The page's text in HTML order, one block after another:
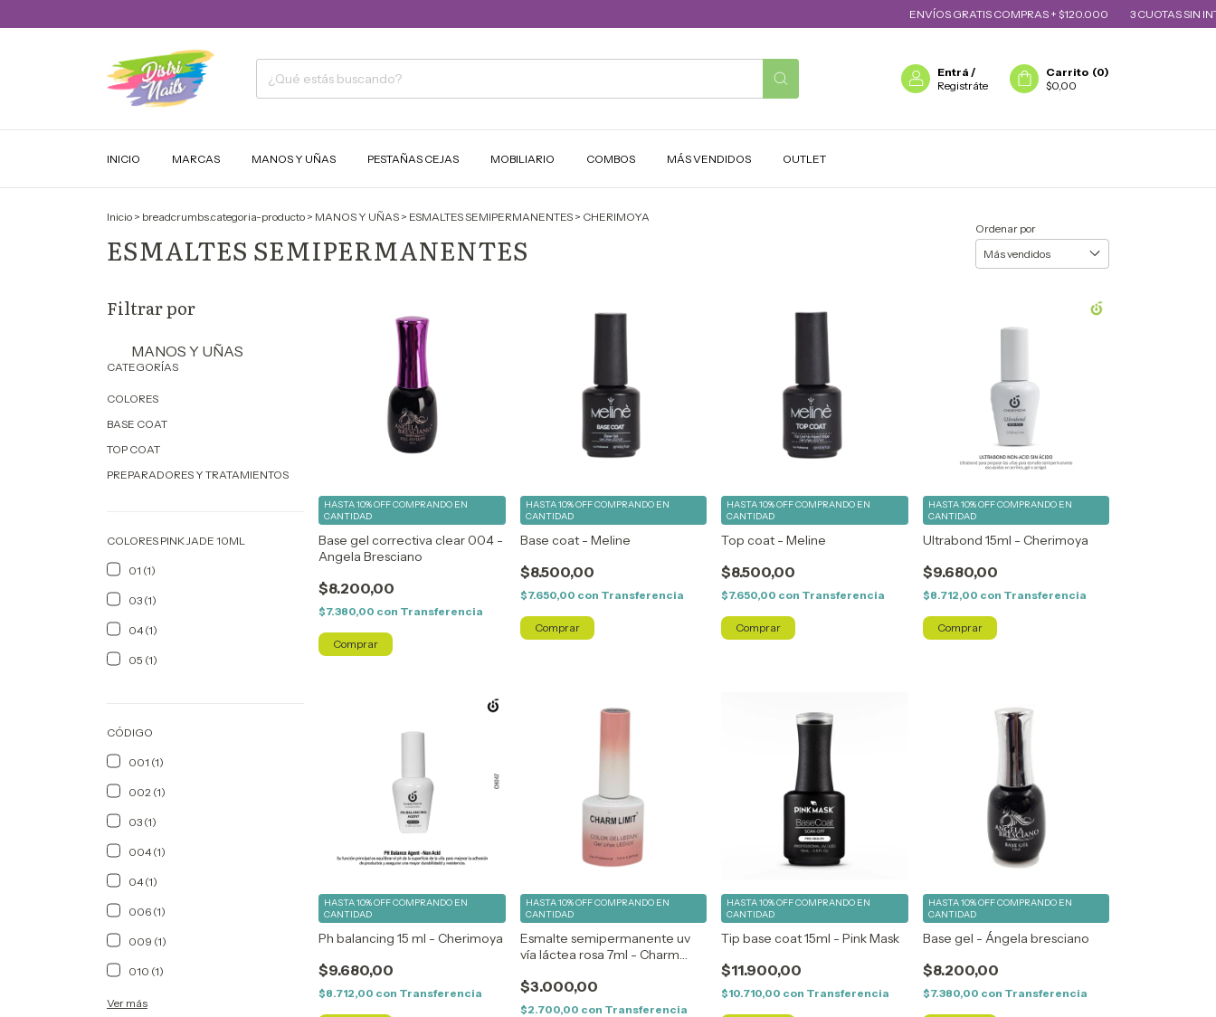
ENVÍOS GRATIS COMPRAS + $120.000 3 CUOTAS SIN INTERÉS
Entrá /
Registráte
Carrito (0)
$0,00
INICIO MARCAS MANOS Y UÑAS PESTAÑAS CEJAS MOBILIARIO COMBOS MÁS VENDIDOS OUTLET
Inicio > breadcrumbs.categoria-producto > MANOS Y UÑAS > ESMALTES SEMIPERMANENTES > CHERIMOYA
ESMALTES SEMIPERMANENTES
Ordenar por
Filtrar por
MANOS Y UÑAS
CATEGORÍAS
COLORES
BASE COAT
TOP COAT
PREPARADORES Y TRATAMIENTOS
COLORES PINK JADE 10ML
01 (1)
03 (1)
04 (1)
05 (1)
CÓDIGO
001 (1)
002 (1)
03 (1)
004 (1)
04 (1)
006 (1)
009 (1)
010 (1)
Ver más
Base gel correctiva clear 004 -
Angela Bresciano
$8.200,00
HASTA 10% OFFCOMPRANDO EN
CANTIDAD
$7.380,00 con Transferencia
Base coat - Meline
$8.500,00
HASTA 10% OFFCOMPRANDO EN
CANTIDAD
$7.650,00 con Transferencia
Top coat - Meline
$8.500,00
HASTA 10% OFFCOMPRANDO EN
CANTIDAD
$7.650,00 con Transferencia
Ultrabond 15ml - Cherimoya
$9.680,00
HASTA 10% OFFCOMPRANDO EN
CANTIDAD
$8.712,00 con Transferencia
Ph balancing 15 ml - Cherimoya
$9.680,00
HASTA 10% OFFCOMPRANDO EN
CANTIDAD
$8.712,00 con Transferencia
Esmalte semipermanente uv
vía láctea rosa 7ml - Charm
$3.000,00
HASTA 10% OFFCOMPRANDO EN
CANTIDAD
$2.700,00 con Transferencia
Tip base coat 15ml - Pink Mask
$11.900,00
HASTA 10% OFFCOMPRANDO EN
CANTIDAD
$10.710,00 con Transferencia
Base gel - Ángela bresciano
$8.200,00
HASTA 10% OFFCOMPRANDO EN
CANTIDAD
$7.380,00 con Transferencia